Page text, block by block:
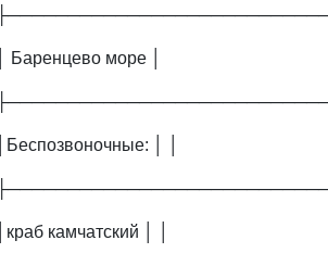
│ Баренцево море │
│Беспозвоночные: │ │
│краб камчатский │ │